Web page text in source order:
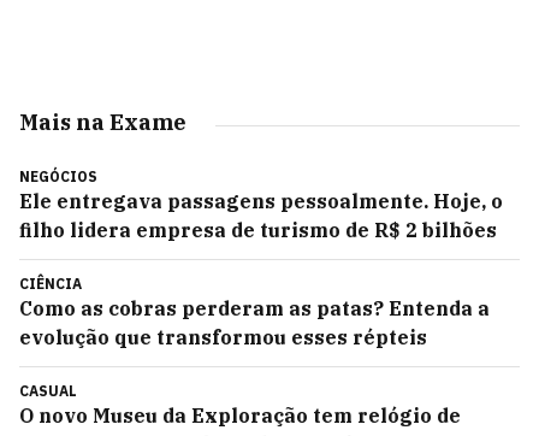
Mais na Exame
NEGÓCIOS
Ele entregava passagens pessoalmente. Hoje, o
filho lidera empresa de turismo de R$ 2 bilhões
CIÊNCIA
Como as cobras perderam as patas? Entenda a
evolução que transformou esses répteis
CASUAL
O novo Museu da Exploração tem relógio de